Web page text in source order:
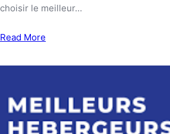
choisir le meilleur…
Read More